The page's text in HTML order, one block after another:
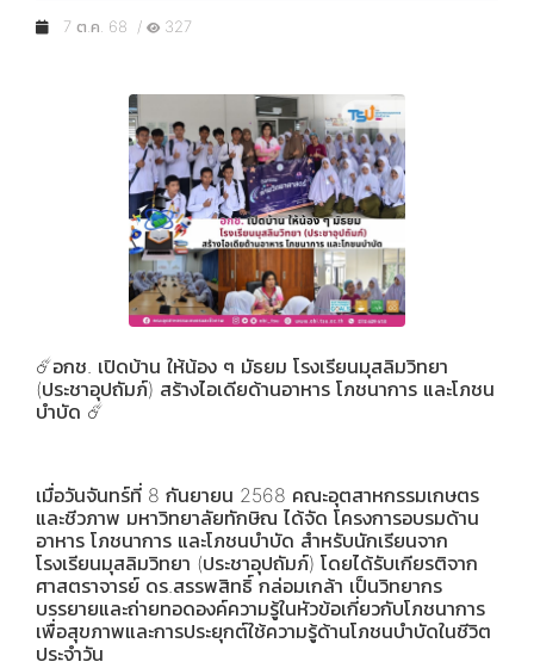
7 ต.ค. 68 / 327
☄️อกช. เปิดบ้าน ให้น้อง ๆ มัธยม โรงเรียนมุสลิมวิทยา
(ประชาอุปถัมภ์) สร้างไอเดียด้านอาหาร โภชนาการ และโภชน
บำบัด ☄️
เมื่อวันจันทร์ที่ 8 กันยายน 2568 คณะอุตสาหกรรมเกษตร
และชีวภาพ มหาวิทยาลัยทักษิณ ได้จัด โครงการอบรมด้าน
อาหาร โภชนาการ และโภชนบำบัด สำหรับนักเรียนจาก
โรงเรียนมุสลิมวิทยา (ประชาอุปถัมภ์) โดยได้รับเกียรติจาก
ศาสตราจารย์ ดร.สรรพสิทธิ์ กล่อมเกล้า เป็นวิทยากร
บรรยายและถ่ายทอดองค์ความรู้ในหัวข้อเกี่ยวกับโภชนาการ
เพื่อสุขภาพและการประยุกต์ใช้ความรู้ด้านโภชนบำบัดในชีวิต
ประจำวัน